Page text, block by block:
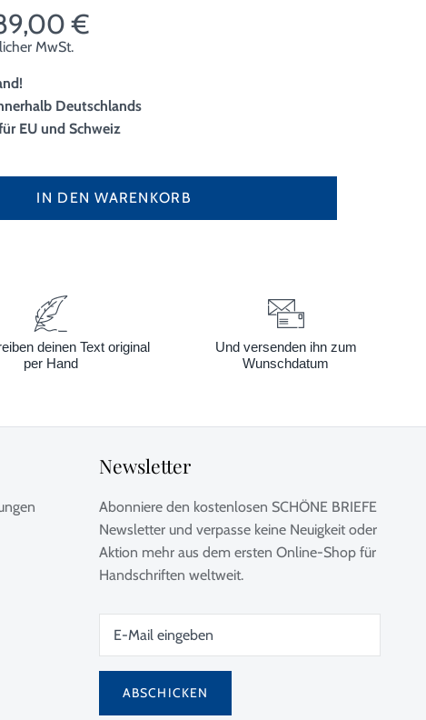
€
MwSt.
Deutschlands
EU und Schweiz
deinen Text original
per Hand
Und versenden ihn zum
Wunschdatum
Newsletter
Abonniere den kostenlosen SCHÖNE BRIEFE
Newsletter und verpasse keine Neuigkeit oder
Aktion mehr aus dem ersten Online-Shop für
Handschriften weltweit.
ABSCHICKEN